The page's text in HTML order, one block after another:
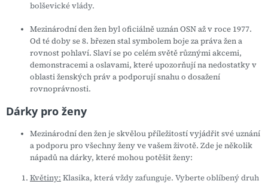
bolševické vlády.
Mezinárodní den žen byl oficiálně uznán OSN až v roce 1977.
Od té doby se 8. březen stal symbolem boje za práva žen a
rovnost pohlaví. Slaví se po celém světě různými akcemi,
demonstracemi a oslavami, které upozorňují na nedostatky v
oblasti ženských práv a podporují snahu o dosažení
rovnoprávnosti.
Dárky pro ženy
Mezinárodní den žen je skvělou příležitostí vyjádřit své uznání
a podporu pro všechny ženy ve vašem životě. Zde je několik
nápadů na dárky, které mohou potěšit ženy:
Květiny: Klasika, která vždy zafunguje. Vyberte oblíbený druh